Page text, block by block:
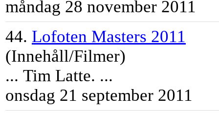
måndag 28 november 2011
44. Lofoten Masters 2011
(Innehåll/Filmer)
... Tim Latte. ...
onsdag 21 september 2011